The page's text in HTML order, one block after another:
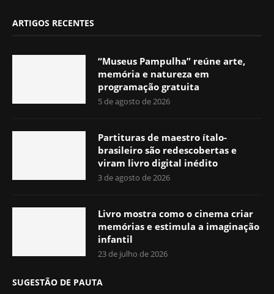
ARTIGOS RECENTES
“Museus Pampulha” reúne arte,
memória e natureza em
programação gratuita
5 de agosto de 2026
Partituras de maestro ítalo-
brasileiro são redescobertas e
viram livro digital inédito
3 de agosto de 2026
Livro mostra como o cinema criar
memórias e estimula a imaginação
infantil
23 de julho de 2026
SUGESTÃO DE PAUTA